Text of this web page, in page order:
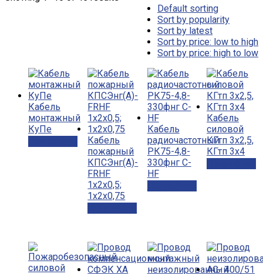
Default sorting
Sort by popularity
Sort by latest
Sort by price: low to high
Sort by price: high to low
Кабель
монтажный
КуПе
Кабель
пожарный
КПСЭнг(А)-
FRHF
1x2x0,5;
1x2x0,75
Кабель
радиочастотный
РК75-4,8-
330фнг С-
НF
Кабель
силовой
КГтп 3х2,5,
КГтп 3х4